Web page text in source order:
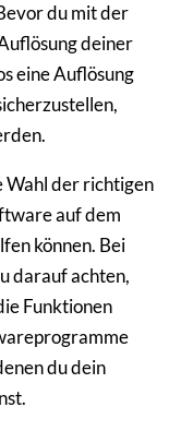
du mit der
deiner
eine Auflösung
Wahl der richtigen
auf dem
können. Bei
darauf achten,
Funktionen
du dein